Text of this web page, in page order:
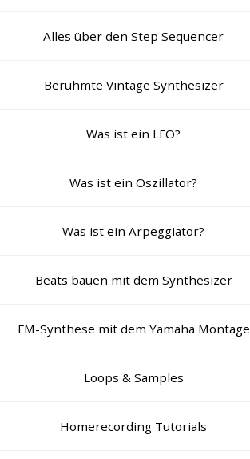
Alles über den Step Sequencer
Berühmte Vintage Synthesizer
Was ist ein LFO?
Was ist ein Oszillator?
Was ist ein Arpeggiator?
Beats bauen mit dem Synthesizer
FM-Synthese mit dem Yamaha Montage
Loops & Samples
Homerecording Tutorials